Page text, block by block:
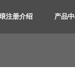
注册介绍 产品